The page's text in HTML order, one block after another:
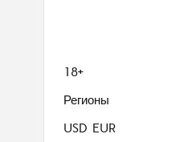
18+
Регионы
USD EUR